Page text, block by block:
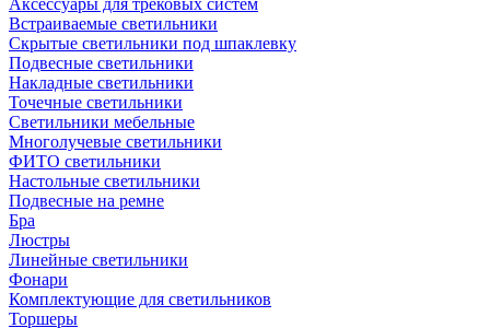
Аксессуары для трековых систем
Встраиваемые светильники
Скрытые светильники под шпаклевку
Подвесные светильники
Накладные светильники
Точечные светильники
Светильники мебельные
Многолучевые светильники
ФИТО светильники
Настольные светильники
Подвесные на ремне
Бра
Люстры
Линейные светильники
Фонари
Комплектующие для светильников
Торшеры